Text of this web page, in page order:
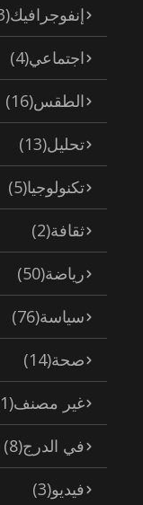
إنفوجرافيك(3)
اجتماعي(4)
الطقس(16)
تحليل(13)
تكنولوجيا(5)
ثقافة(2)
رياضة(50)
سياسة(76)
صحة(14)
غير مصنف(1)
في الدرج(8)
فيديو(3)